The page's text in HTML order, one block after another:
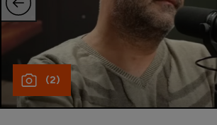
Fotbal feminin
Special
Diverse
Inedit
Clasamente
(2)